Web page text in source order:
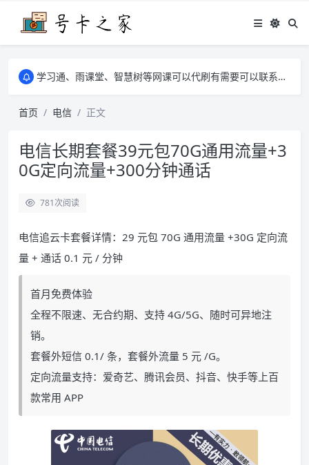
学习通、雨课堂、智慧树等网课可以代刷有需要可以联系邮箱i@tuzi.la
学习通、雨课堂、智慧树等网课可以代刷有需要可以联系邮箱i@tuzi.la
首页
电信 正文
电信长期套餐39元包70G通用流量+3
0G定向流量+300分钟通话
781次阅读
电信追云卡套餐详情：29 元包 70G 通用流量 +30G 定向流
量 + 通话 0.1 元 / 分钟
首月免费体验
全程不限速、无合约期、支持 4G/5G、随时可异地注
销。
套餐外短信 0.1/ 条，套餐外流量 5 元 /G。
定向流量支持：爱奇艺、腾讯会员、抖音、快手等上百
款常用 APP